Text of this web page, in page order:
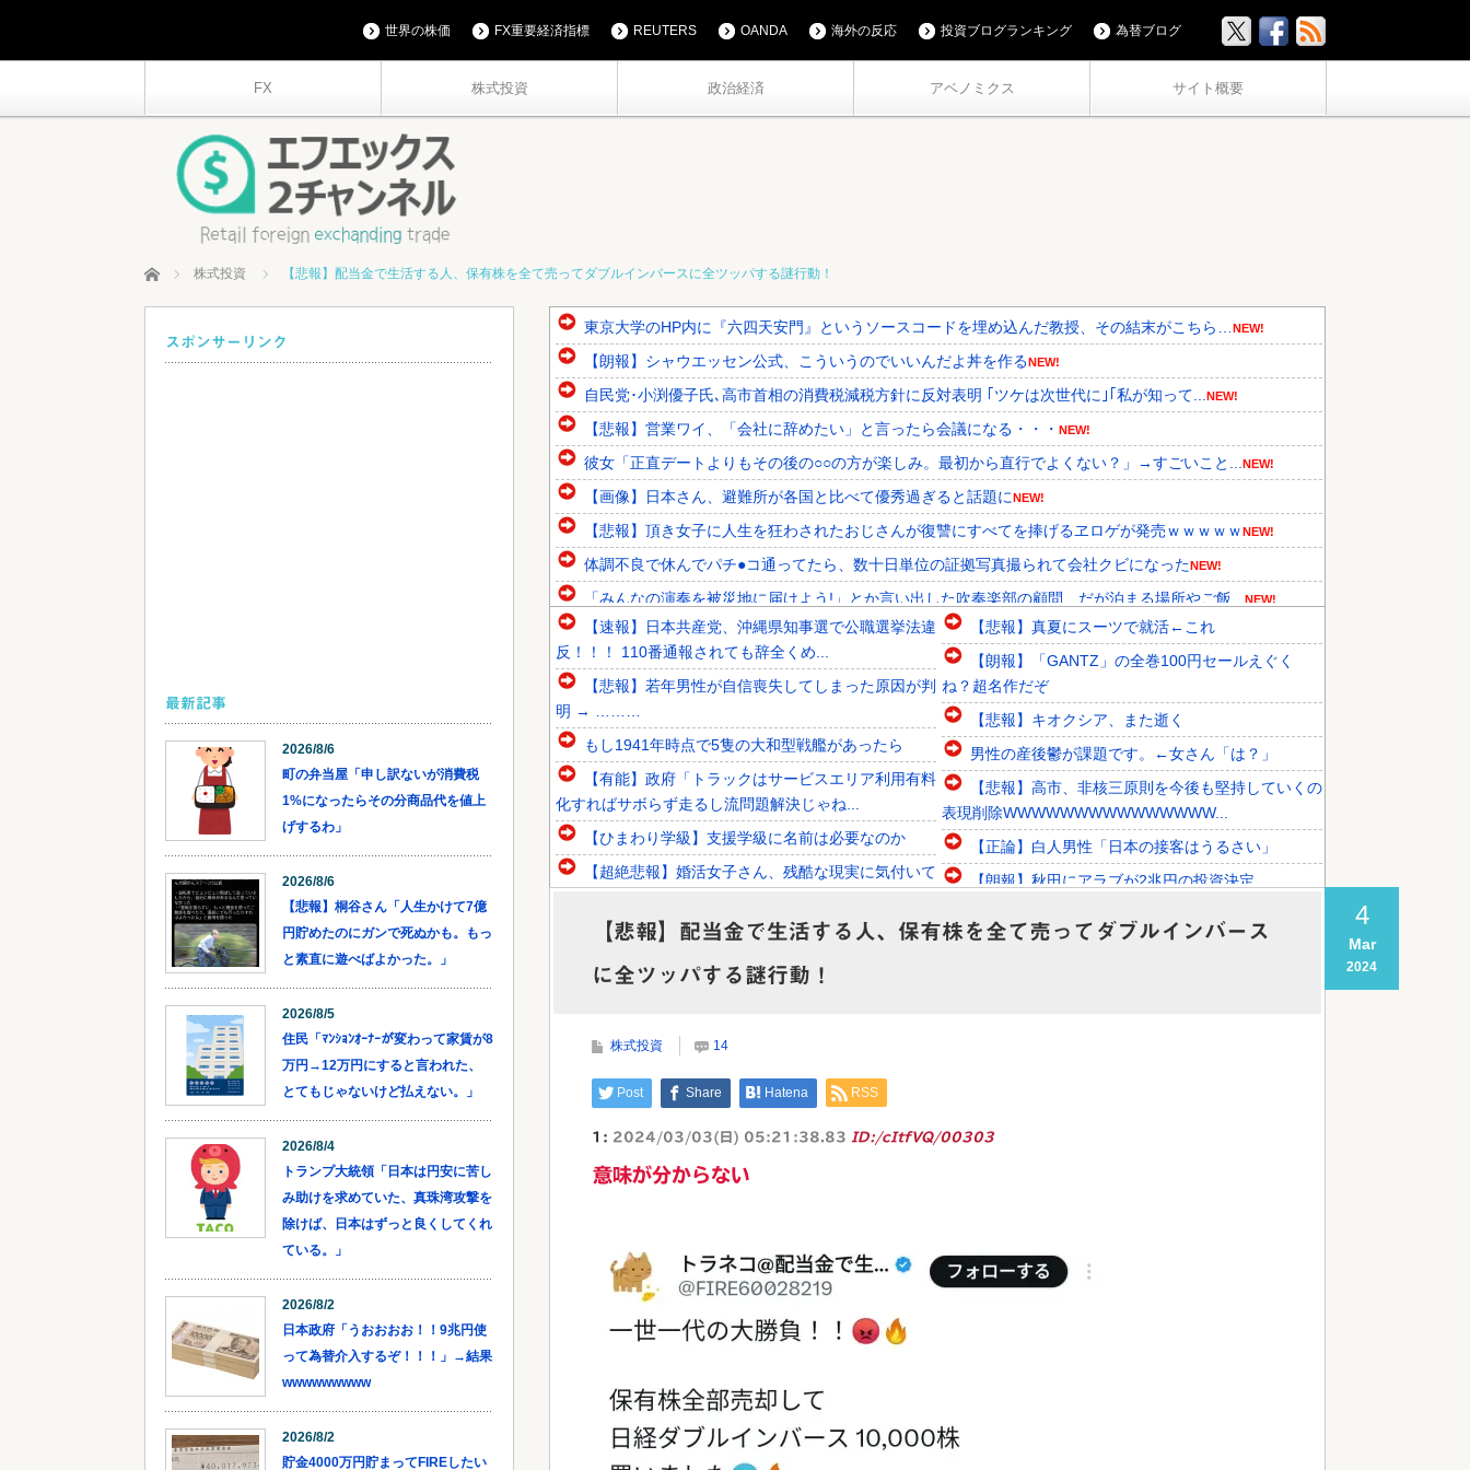
FX 株式投資 政治経済 アベノミクス サイト概要
世界の株価 FX重要経済指標 REUTERS OANDA 海外の反応 投資ブログランキング 為替ブログ
ホーム 株式投資 【悲報】配当金で生活する人、保有株を全て売ってダブルインバースに全ツッパする謎行動！
東京大学のHP内に『六四天安門』というソースコードを埋め込んだ教授、その結末がこちら… NEW!
【朗報】シャウエッセン公式、こういうのでいいんだよ丼を作るNEW!
自民党･小渕優子氏､高市首相の消費税減税方針に反対表明 ｢ツケは次世代に｣｢私が知って... NEW!
【悲報】営業ワイ、「会社に辞めたい」と言ったら会議になる・・・ NEW!
彼女「正直デートよりもその後の○○の方が楽しみ。最初から直行でよくない？」→すごいこと... NEW!
【画像】日本さん、避難所が各国と比べて優秀過ぎると話題にNEW!
【悲報】頂き女子に人生を狂わされたおじさんが復讐にすべてを捧げるヱロゲが発売ｗｗｗｗｗNEW!
体調不良で休んでパチ●コ通ってたら、数十日単位の証拠写真撮られて会社クビになったNEW!
「みんなの演奏を被災地に届けよう!」とか言い出した吹奏楽部の顧問、だが泊まる場所やご飯... NEW!
韓国人「韓国人組織19名が一斉検挙される！カンボジアからカザフスタンへ拠点を移して詐欺...
韓国人「日本が東アジア地域で最も高い結婚率と出生率を維持している理由に韓国人が衝撃！」...NEW!
韓国人「青年失業率7.0%の韓国で日本が韓国人の海外就業先国家で1位に！」→「日本の手...
Powered by livedoor 相互RSS
【速報】日本共産党、沖縄県知事選で公職選挙法違
反！！！ 110番通報されても辞全くめ...
【悲報】若年男性が自信喪失してしまった原因が判
明 → ………
もし1941年時点で5隻の大和型戦艦があったら
【有能】政府「トラックはサービスエリア利用有料
化すればサボらず走るし流問題解決じゃね...
【ひまわり学級】支援学級に名前は必要なのか
【超絶悲報】婚活女子さん、残酷な現実に気付いて
【衝撃】YouTuber山口達也さん、チェンソーで竹
【悲報】真夏にスーツで就活←これ
【朗報】「GANTZ」の全巻100円セールえぐく
ね？超名作だぞ
【悲報】キオクシア、また逝く
男性の産後鬱が課題です。←女さん「は？」
【悲報】高市、非核三原則を今後も堅持していくの
表現削除WWWWWWWWWWWWWWW...
【正論】白人男性「日本の接客はうるさい」
【朗報】秋田にアラブが2兆円の投資決定
4
Mar
2024
【悲報】配当金で生活する人、保有株を全て売ってダブルインバース
に全ツッパする謎行動！
株式投資 14
Post Share Hatena RSS
1: 2024/03/03(日) 05:21:38.83 ID:/cItfVQ/00303
意味が分からない
スポンサーリンク
最新記事
2026/8/6
町の弁当屋「申し訳ないが消費税
1%になったらその分商品代を値上
げするわ」
2026/8/6
【悲報】桐谷さん「人生かけて7億
円貯めたのにガンで死ぬかも。もっ
と素直に遊べばよかった。」
2026/8/5
住民「ﾏﾝｼｮﾝｵｰﾅｰが変わって家賃が8
万円→12万円にすると言われた、
とてもじゃないけど払えない。」
2026/8/4
トランプ大統領「日本は円安に苦し
み助けを求めていた、真珠湾攻撃を
除けば、日本はずっと良くしてくれ
ている。」
2026/8/2
日本政府「うおおおお！！9兆円使
って為替介入するぞ！！！」→結果
wwwwwwwww
2026/8/2
貯金4000万円貯まってFIREしたい